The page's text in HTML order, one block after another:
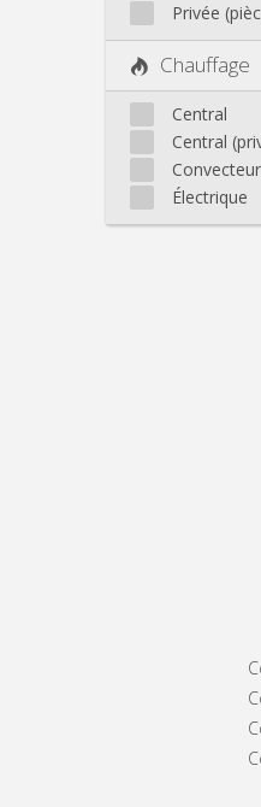
Privée
Chauffage
Central
Central
Électrique